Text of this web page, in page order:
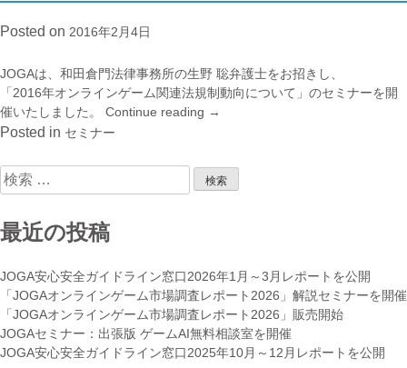
ガ
ラ
イ
ン
明
会”
Posted on 2016年2月4日
JOGAは、和田倉門法律事務所の生野 聡弁護士をお招きし、
「2016年オンラインゲーム関連法規制動向について」のセミナーを開
催いたしました。 Continue reading “JOGA
ナ
ー：
ラ
イ
ン
ゲ
ー
→
Posted in セミナー
検
索:
最近の投稿
JOGA安心安全ガイドライン窓口2026年1月～3月レポートを公開
「JOGAオンラインゲーム市場調査レポート2026」解説セミナーを開催
「JOGAオンラインゲーム市場調査レポート2026」販売開始
JOGAセミナー：出張版 ゲームAI無料相談室を開催
JOGA安心安全ガイドライン窓口2025年10月～12月レポートを公開